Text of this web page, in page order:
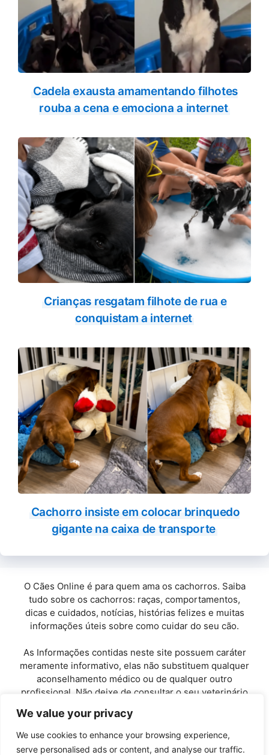
We value your privacy
We use cookies to enhance your browsing experience,
serve personalised ads or content, and analyse our traffic.
Cadela exausta amamentando filhotes
rouba a cena e emociona a internet
Crianças resgatam filhote de rua e
conquistam a internet
Cachorro insiste em colocar brinquedo
gigante na caixa de transporte
O Cães Online é para quem ama os cachorros. Saiba
tudo sobre os cachorros: raças, comportamentos,
dicas e cuidados, notícias, histórias felizes e muitas
informações úteis sobre como cuidar do seu cão.
As Informações contidas neste site possuem caráter
meramente informativo, elas não substituem qualquer
aconselhamento médico ou de qualquer outro
profissional. Não deixe de consultar o seu veterinário
Copyright© 2010 / 2026 · Cães Online - Todos os
direitos reservados.